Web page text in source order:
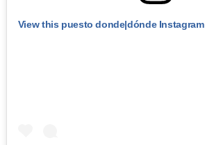
View this puesto donde|dónde Instagram